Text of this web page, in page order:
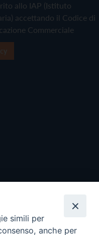
allo IAP (Istituto
accettando il Codice di
Commerciale
simili per
anche per